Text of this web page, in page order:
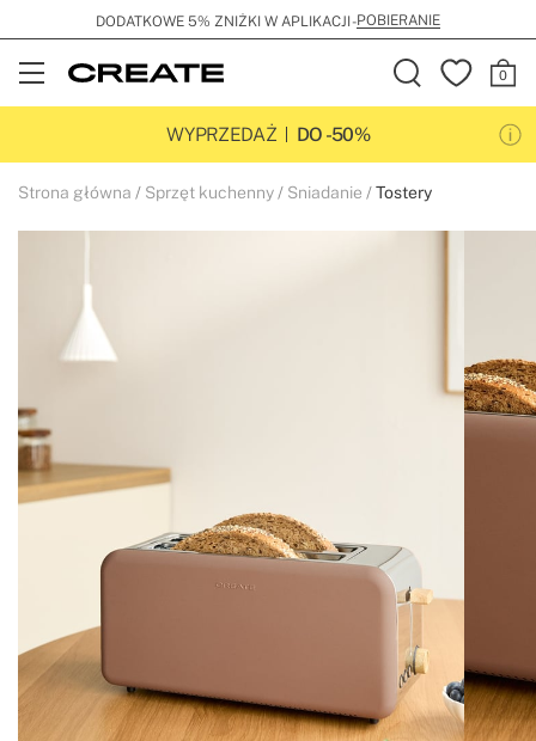
DODATKOWE 5% ZNIŻKI W APLIKACJI -POBIERANIE
Open
Menu
WYPRZEDAŻ
DO -50%
Strona główna Sprzęt kuchenny Sniadanie Tostery